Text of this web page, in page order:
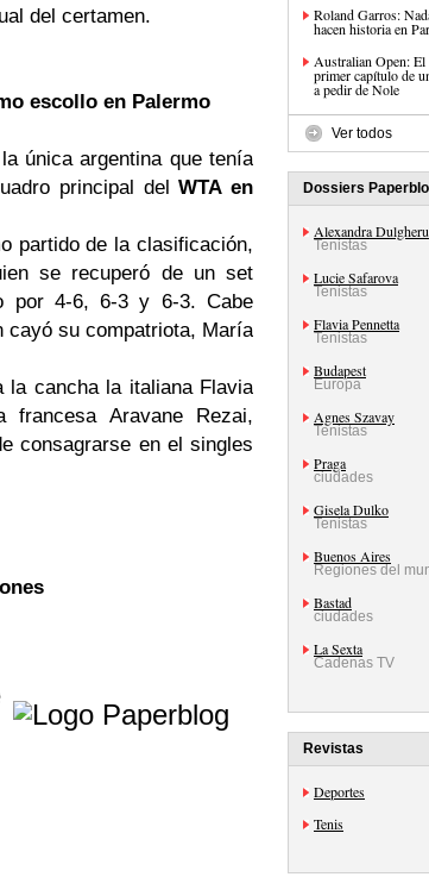
del certamen.
escollo en Palermo
única argentina que tenía
principal delWTA en
partido de la clasificación,
se recuperó de un set
por 4-6, 6-3 y 6-3. Cabe
cayó su compatriota, María
la cancha la italiana Flavia
francesa Aravane Rezai,
consagrarse en el singles
Roland Garros:
hacen historia en
Australian Open: El
primer capítulo de
a pedir de Nole
Ver todos
Dossiers
Alexandra Dulgheru
Tenistas
Lucie Safarova
Tenistas
Flavia Pennetta
Tenistas
Budapest
Europa
Agnes Szavay
Tenistas
Praga
ciudades
Gisela Dulko
Tenistas
Buenos Aires
Regiones del
Bastad
ciudades
La Sexta
Cadenas TV
Revistas
Deportes
Tenis